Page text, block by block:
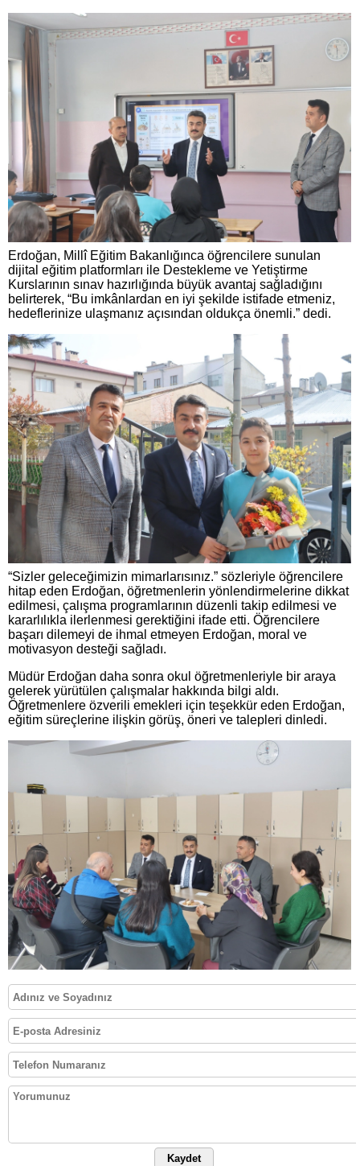
Erdoğan, Millî Eğitim Bakanlığınca öğrencilere sunulan
dijital eğitim platformları ile Destekleme ve Yetiştirme
Kurslarının sınav hazırlığında büyük avantaj sağladığını
belirterek, “Bu imkânlardan en iyi şekilde istifade etmeniz,
hedeflerinize ulaşmanız açısından oldukça önemli.” dedi.
“Sizler geleceğimizin mimarlarısınız.” sözleriyle öğrencilere
hitap eden Erdoğan, öğretmenlerin yönlendirmelerine dikkat
edilmesi, çalışma programlarının düzenli takip edilmesi ve
kararlılıkla ilerlenmesi gerektiğini ifade etti. Öğrencilere
başarı dilemeyi de ihmal etmeyen Erdoğan, moral ve
motivasyon desteği sağladı.
Müdür Erdoğan daha sonra okul öğretmenleriyle bir araya
gelerek yürütülen çalışmalar hakkında bilgi aldı.
Öğretmenlere özverili emekleri için teşekkür eden Erdoğan,
eğitim süreçlerine ilişkin görüş, öneri ve talepleri dinledi.
Kaydet